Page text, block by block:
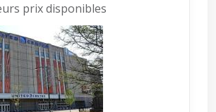
prix disponibles